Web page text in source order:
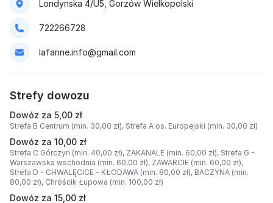
Londynska 4/U5, Gorzów Wielkopolski
722266728
lafarine.info@gmail.com
Strefy dowozu
Dowóz za 5,00 zł
Strefa B Centrum (min. 30,00 zł), Strefa A os. Europejski (min. 30,00 zł)
Dowóz za 10,00 zł
Strefa C Górczyn (min. 40,00 zł), ZAKANALE (min. 60,00 zł), Strefa G -
Warszawska wschodnia (min. 60,00 zł), ZAWARCIE (min. 60,00 zł),
Strefa D - CHWALĘCICE - KŁODAWA (min. 80,00 zł), BACZYNA (min.
80,00 zł), Chróścik Łupowa (min. 100,00 zł)
Dowóz za 15,00 zł